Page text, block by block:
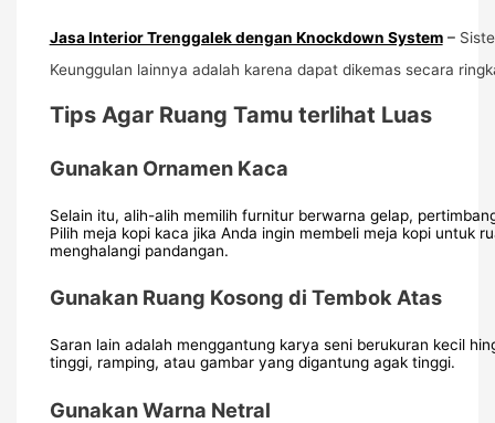
Jasa Interior Trenggalek dengan Knockdown System–
Keunggulan lainnya adalah karena dapat dikemas secara
Tips Agar Ruang Tamu terlihat Luas
Gunakan Ornamen Kaca
Selain itu, alih-alih memilih furnitur berwarna gelap,
Pilih meja kopi kaca jika Anda ingin membeli meja kopi untuk
menghalangi pandangan.
Gunakan Ruang Kosong di Tembok Atas
Saran lain adalah menggantung karya seni berukuran kecil
tinggi, ramping, atau gambar yang digantung agak tinggi.
Gunakan Warna Netral